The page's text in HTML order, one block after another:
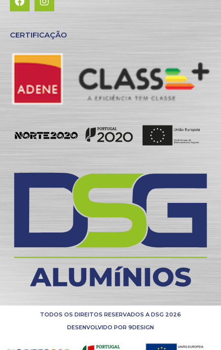
CERTIFICAÇÃO
TODOS OS DIREITOS RESERVADOS A DSG 2026
DESENVOLVIDO POR 9DESIGN